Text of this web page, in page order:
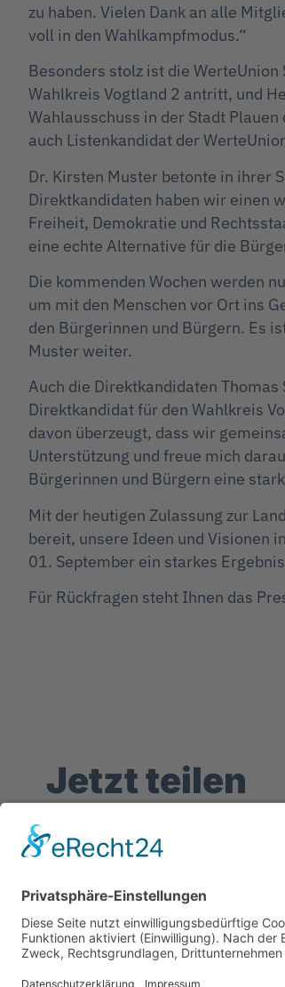
zu haben. Vielen Dank an alle
voll in den Wahlkampfmodus.“
Besonders stolz ist die
Wahlkreis Vogtland 2 antritt, und
Wahlausschuss in der Stadt
auch Listenkandidat der
Dr. Kirsten Muster betonte in ihrer
Direktkandidaten haben wir einen
Freiheit, Demokratie und
eine echte Alternative für die
Die kommenden Wochen werden
um mit den Menschen vor Ort ins
den Bürgerinnen und Bürgern. Es
Muster weiter.
Auch die Direktkandidaten
Direktkandidat für den Wahlkreis
davon überzeugt, dass wir
Unterstützung und freue mich
Bürgerinnen und Bürgern eine
Mit der heutigen Zulassung zur
bereit, unsere Ideen und Visionen
01. September ein starkes
Für Rückfragen steht Ihnen das
Jetzt teilen